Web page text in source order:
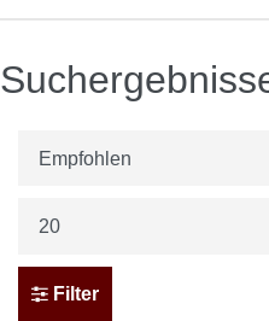
Filter